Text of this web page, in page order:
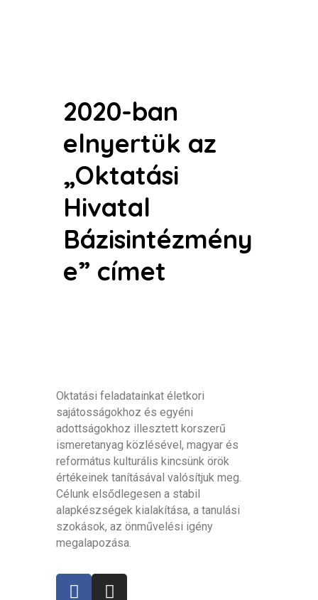
2020-ban
elnyertük az
„Oktatási
Hivatal
Bázisintézmény
e” címet
Oktatási feladatainkat életkori
sajátosságokhoz és egyéni
adottságokhoz illesztett korszerű
ismeretanyag közlésével, magyar és
református kulturális kincsünk örök
értékeinek tanításával valósítjuk meg.
Célunk elsődlegesen a stabil
alapkészségek kialakítása, a tanulási
szokások, az önművelési igény
megalapozása.